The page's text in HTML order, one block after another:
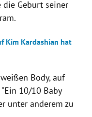
die Geburt seiner
Kim Kardashian hat
Body, auf
10/10 Baby
unter anderem zu